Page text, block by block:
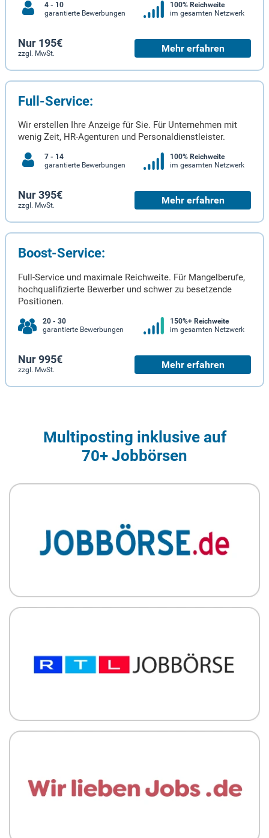
4 - 10
garantierte Bewerbungen
100% Reichweite
im gesamten Netzwerk
Nur 195€
zzgl. MwSt. Mehr erfahren
Full-Service:
Wir erstellen Ihre Anzeige für Sie. Für Unternehmen mit
wenig Zeit, HR-Agenturen und Personaldienstleister.
7 - 14
garantierte Bewerbungen
100% Reichweite
im gesamten Netzwerk
Nur 395€
zzgl. MwSt. Mehr erfahren
Boost-Service:
Full-Service und maximale Reichweite. Für Mangelberufe,
hochqualifizierte Bewerber und schwer zu besetzende
Positionen.
20 - 30
garantierte Bewerbungen
150%+ Reichweite
im gesamten Netzwerk
Nur 995€
zzgl. MwSt. Mehr erfahren
Multiposting inklusive auf
70+ Jobbörsen